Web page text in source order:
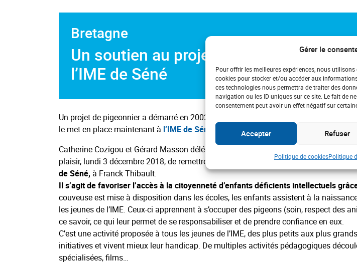
Gérer le
Pour offrir les meilleures expériences, nous
cookies pour stocker et/ou accéder aux
ces technologies nous permettra de traiter des
navigation ou les ID uniques sur ce site. Le fait de
consentement peut avoir un effet négatif sur
Accepter Refuser
Politique de cookiesPolitique
Bretagne
Un soutien au projet de pigeonnier
l’IME de Séné
Un projet de pigeonnier a démarré en 2002 à IME (Institut médico-éducatif) de
le met en place maintenant à l’IME de Séné
, rue du Bois de Lisa.
Catherine Cozigou et Gérard Masson délégués régionaux de
plaisir, lundi 3 décembre 2018, de remettre
un chèque de 650 euros,consacré au
de Séné, à Franck Thibault.
Il s’agit de favoriser l’accès à la citoyenneté d’enfants déficients intellectuels
couveuse est mise à disposition dans les écoles, les enfants assistent à la
les jeunes de l’IME. Ceux-ci apprennent à s’occuper des pigeons (soin, respect des
ce savoir, ce qui leur permet de se responsabiliser et de prendre confiance en eux.
C’est une activité proposée à tous les jeunes de l’IME, des plus petits aux plus
initiatives et vivent mieux leur handicap. De multiples activités pédagogiques
spécialisées, films…